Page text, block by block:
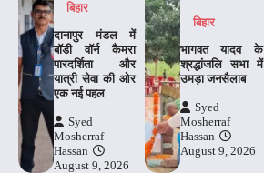
बिहार
दानापुर मंडल में
बॉडी वॉर्न कैमरा
पारदर्शिता और
यात्री सेवा की ओर
एक नई पहल
Syed
Mosherraf
Hassan
August 9, 2026
बिहार
भागवत यादव के
श्रद्धांजलि सभा में
उमड़ा जनसैलाब
Syed
Mosherraf
Hassan
August 9, 2026